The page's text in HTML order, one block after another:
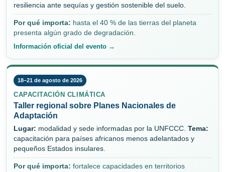
resiliencia ante sequías y gestión sostenible del suelo.
Por qué importa: hasta el 40 % de las tierras del planeta
presenta algún grado de degradación.
Información oficial del evento →
18–21 de agosto de 2026
CAPACITACIÓN CLIMÁTICA
Taller regional sobre Planes Nacionales de
Adaptación
Lugar: modalidad y sede informadas por la UNFCCC. Tema:
capacitación para países africanos menos adelantados y
pequeños Estados insulares.
Por qué importa: fortalece capacidades en territorios